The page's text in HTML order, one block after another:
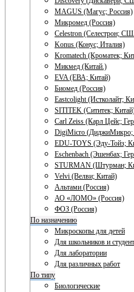
MAGUS (Магус; Россия)
Микромед (Россия)
Celestron (Селестрон;
Konus (Конус; Италия)
Kromatech (Кроматек;
Микмед (Китай.)
EVA (ЕВА; Китай)
Биомед (Россия)
Eastcolight (Истколайт;
SITITEK (Сититек;
Carl Zeiss (Карл Цейс;
DigiMicro (ДиджиМикро;
EDU-TOYS (Эду-Тойз;
Eschenbach (Эшенбах;
STURMAN (Штурман;
Velvi (Велви; Китай)
Альтами (Россия)
АО «ЛОМО» (Россия)
ФОЗ (Россия)
По назначению
Микроскопы для детей
Для школьников и
Для лаборатории
Для различных работ
По типу
Биологические